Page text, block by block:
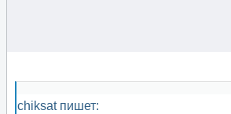
chiksat пишет: